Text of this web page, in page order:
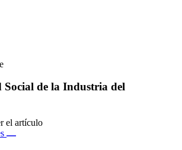
Social de la Industria del
el artículo